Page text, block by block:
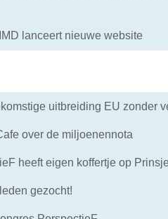
10:52lanceert nieuwe website
22:41 uitbreiding EU zonder
16:03over de miljoenennota
21:06
heeft eigen koffertje op
12:00gezocht!